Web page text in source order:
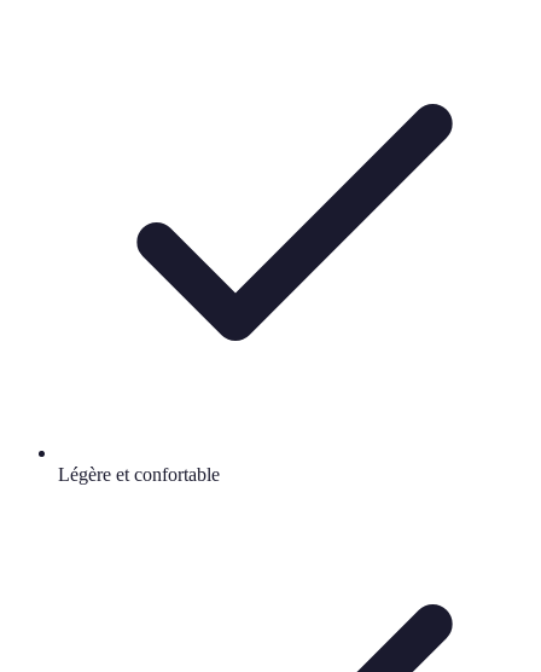
Légère et confortable